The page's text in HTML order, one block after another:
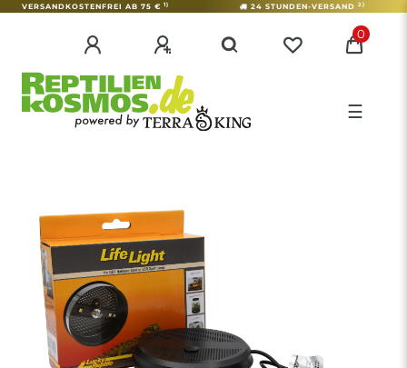
VERSANDKOSTENFREI AB 75 € 1) 24 STUNDEN-VERSAND 2)
0
☰